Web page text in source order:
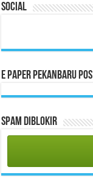
Social
E Paper Pekanbaru Pos
Spam Diblokir